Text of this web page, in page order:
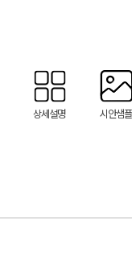
상세설명 시안샘플